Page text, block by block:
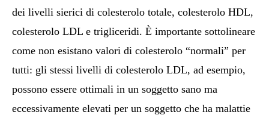
dei livelli sierici di colesterolo totale, colesterolo HDL,
colesterolo LDL e trigliceridi. È importante sottolineare
come non esistano valori di colesterolo “normali” per
tutti: gli stessi livelli di colesterolo LDL, ad esempio,
possono essere ottimali in un soggetto sano ma
eccessivamente elevati per un soggetto che ha malattie